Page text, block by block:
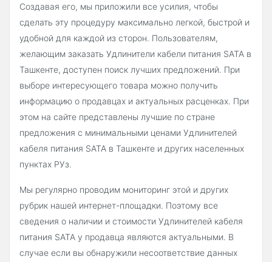
Создавая его, мы приложили все усилия, чтобы
сделать эту процедуру максимально легкой, быстрой и
удобной для каждой из сторон. Пользователям,
желающим заказать Удлинители кабели питания SATA в
Ташкенте, доступен поиск лучших предложений. При
выборе интересующего товара можно получить
информацию о продавцах и актуальных расценках. При
этом на сайте представлены лучшие по стране
предложения с минимальными ценами Удлинителей
кабеля питания SATA в Ташкенте и других населенных
пунктах РУз.
Мы регулярно проводим мониторинг этой и других
рубрик нашей интернет-площадки. Поэтому все
сведения о наличии и стоимости Удлинителей кабеля
питания SATA у продавца являются актуальными. В
случае если вы обнаружили несоответствие данных